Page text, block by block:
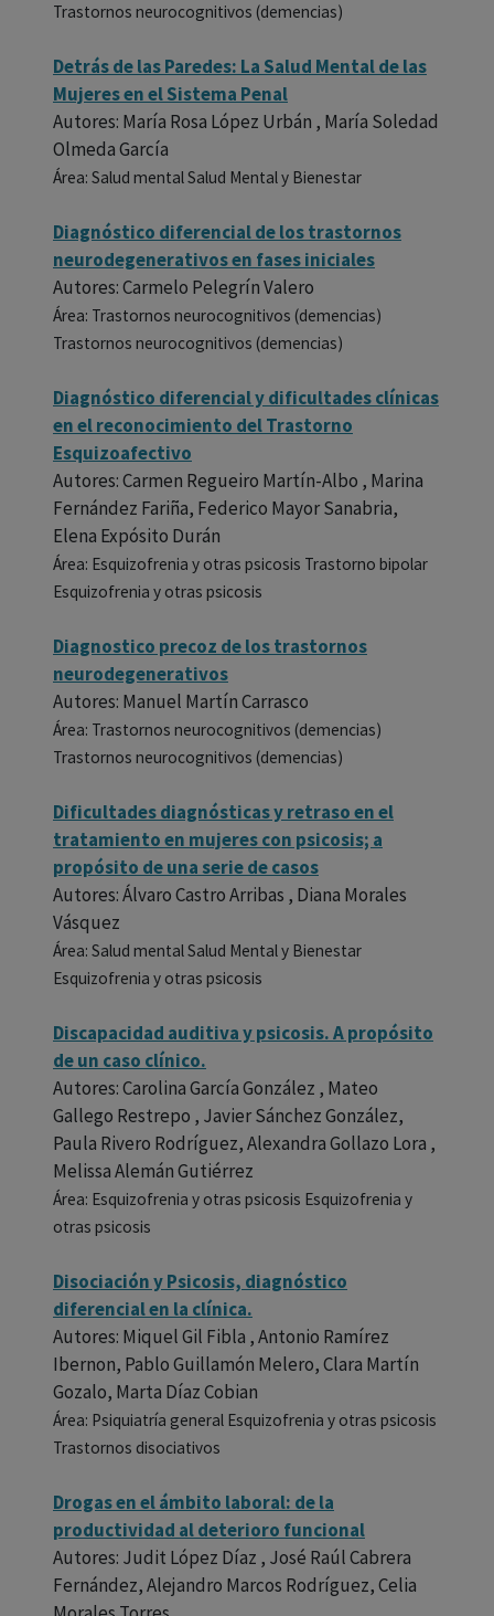
Trastornos neurocognitivos (demencias)
Detrás de las Paredes: La Salud Mental de las
Mujeres en el Sistema Penal
Autores: María Rosa López Urbán , María Soledad
Olmeda García
Área: Salud mental Salud Mental y Bienestar
Diagnóstico diferencial de los trastornos
neurodegenerativos en fases iniciales
Autores: Carmelo Pelegrín Valero
Área: Trastornos neurocognitivos (demencias)
Trastornos neurocognitivos (demencias)
Diagnóstico diferencial y dificultades clínicas
en el reconocimiento del Trastorno
Esquizoafectivo
Autores: Carmen Regueiro Martín-Albo , Marina
Fernández Fariña, Federico Mayor Sanabria,
Elena Expósito Durán
Área: Esquizofrenia y otras psicosis Trastorno bipolar
Esquizofrenia y otras psicosis
Diagnostico precoz de los trastornos
neurodegenerativos
Autores: Manuel Martín Carrasco
Área: Trastornos neurocognitivos (demencias)
Trastornos neurocognitivos (demencias)
Dificultades diagnósticas y retraso en el
tratamiento en mujeres con psicosis; a
propósito de una serie de casos
Autores: Álvaro Castro Arribas , Diana Morales
Vásquez
Área: Salud mental Salud Mental y Bienestar
Esquizofrenia y otras psicosis
Discapacidad auditiva y psicosis. A propósito
de un caso clínico.
Autores: Carolina García González , Mateo
Gallego Restrepo , Javier Sánchez González,
Paula Rivero Rodríguez, Alexandra Gollazo Lora ,
Melissa Alemán Gutiérrez
Área: Esquizofrenia y otras psicosis Esquizofrenia y
otras psicosis
Disociación y Psicosis, diagnóstico
diferencial en la clínica.
Autores: Miquel Gil Fibla , Antonio Ramírez
Ibernon, Pablo Guillamón Melero, Clara Martín
Gozalo, Marta Díaz Cobian
Área: Psiquiatría general Esquizofrenia y otras psicosis
Trastornos disociativos
Drogas en el ámbito laboral: de la
productividad al deterioro funcional
Autores: Judit López Díaz , José Raúl Cabrera
Fernández, Alejandro Marcos Rodríguez, Celia